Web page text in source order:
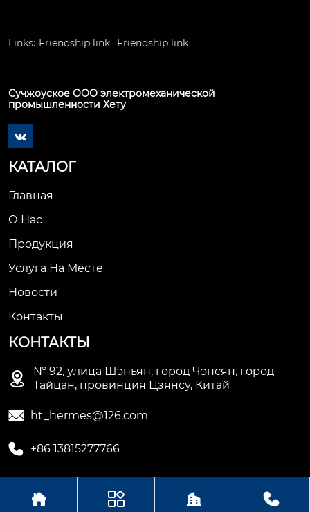
Links: Friendship link Friendship link
Сучжоуское ООО электромеханической
промышленности Хету

КАТАЛОГ
Главная
О Нас
Продукция
Услуга На Месте
Новости
Контакты
КОНТАКТЫ

№ 92, улица Шэньян, город Чэнсян, город
Тайцан, провинция Цзянсу, Китай
 ht_hermes@126.com
 +86 13815277766
Авторское право © Сучжоуское ООО
   